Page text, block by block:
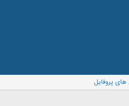
پروفایل